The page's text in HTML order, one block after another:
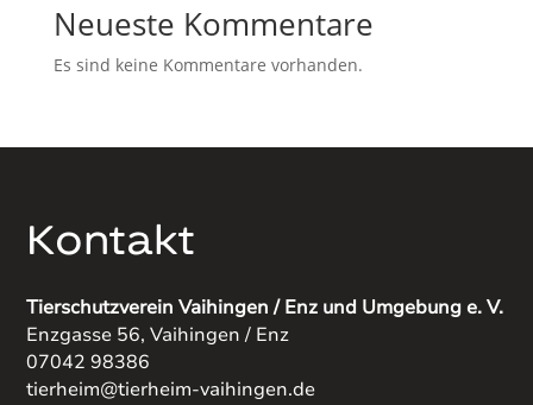
Neueste Kommentare
Es sind keine Kommentare vorhanden.
Kontakt
Tierschutzverein Vaihingen / Enz und Umgebung e. V.
Enzgasse 56, Vaihingen / Enz
07042 98386
tierheim@tierheim-vaihingen.de